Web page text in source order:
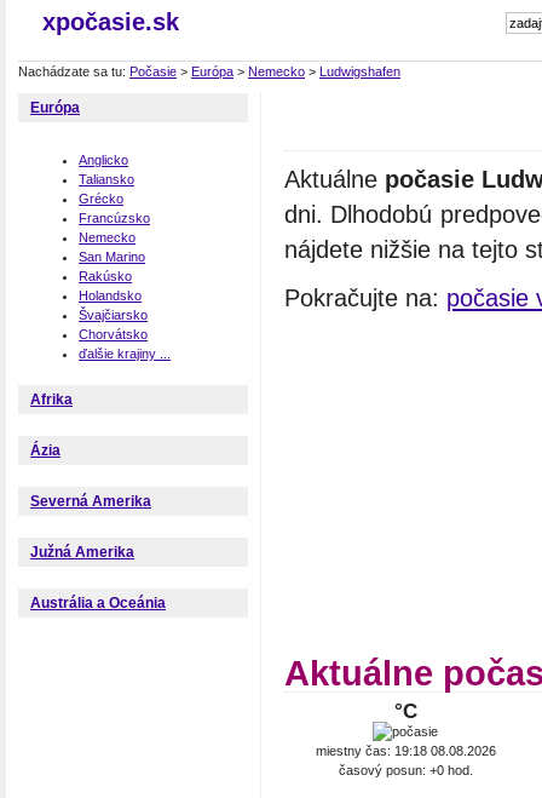
xpočasie.sk
Nachádzate sa tu: Počasie > Európa > Nemecko > Ludwigshafen
Európa
Anglicko
Taliansko
Grécko
Francúzsko
Nemecko
San Marino
Rakúsko
Holandsko
Švajčiarsko
Chorvátsko
ďalšie krajiny ...
Afrika
Ázia
Severná Amerika
Južná Amerika
Austrália a Oceánia
Aktuálne počasie
dni. Dlhodobú
nájdete nižšie na tejto
Pokračujte na: počasie
Aktuálne
°C
miestny čas: 19:18 08.08.2026
časový posun: +0 hod.